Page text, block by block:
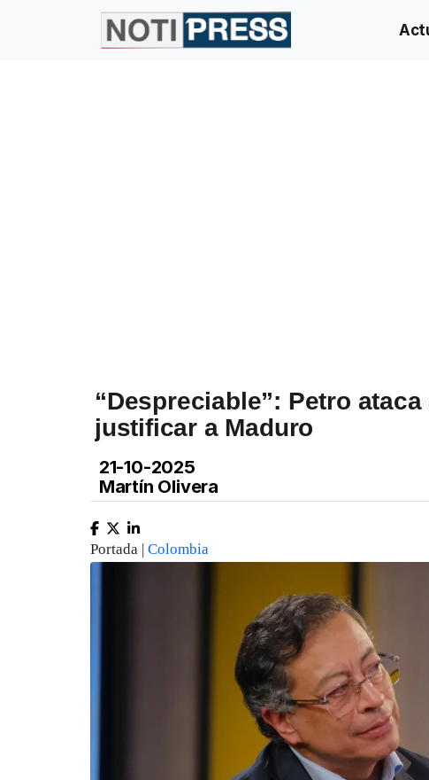
“Despreciable”: Petro
justificar a Maduro
21-10-2025
Martín Olivera
Portada | Colombia